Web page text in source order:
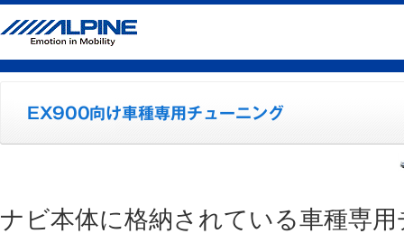
ナビ本体に格納されている車種専